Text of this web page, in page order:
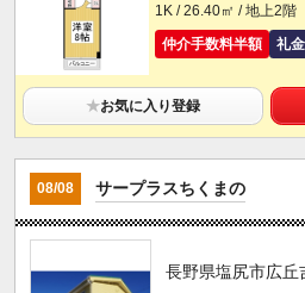
1K / 26.40㎡ / 地上2階
仲介手数料半額
礼
★お気に入り登録
08/08 サープラスちくまの
長野県塩尻市広丘